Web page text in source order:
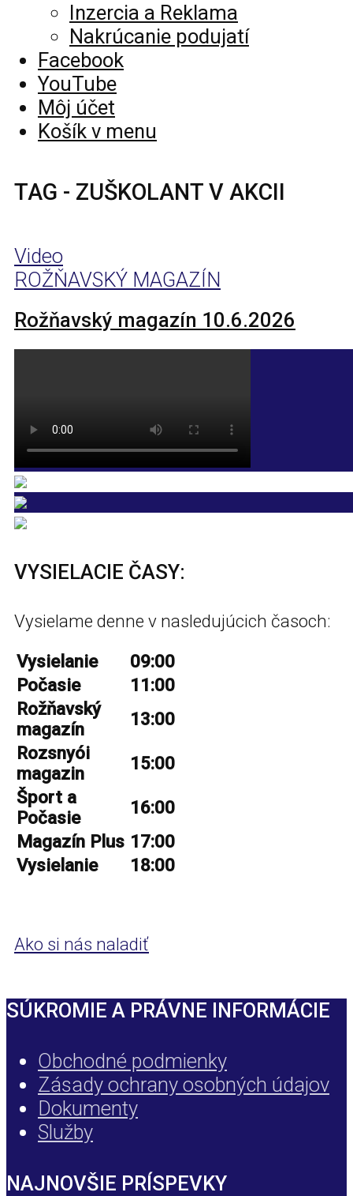
Inzercia a Reklama
Nakrúcanie podujatí
Facebook
YouTube
Môj účet
Košík v menu
TAG - ZUŠKOLANT V AKCII
Video
ROŽŇAVSKÝ MAGAZÍN
Rožňavský magazín 10.6.2026
VYSIELACIE ČASY:
Vysielame denne v nasledujúcich časoch:
Vysielanie
09:00
Počasie
11:00
Rožňavský
magazín
13:00
Rozsnyói
magazin
15:00
Šport a
Počasie
16:00
Magazín Plus 17:00
Vysielanie
18:00
Ako si nás naladiť
SÚKROMIE A PRÁVNE INFORMÁCIE
Obchodné podmienky
Zásady ochrany osobných údajov
Dokumenty
Služby
NAJNOVŠIE PRÍSPEVKY